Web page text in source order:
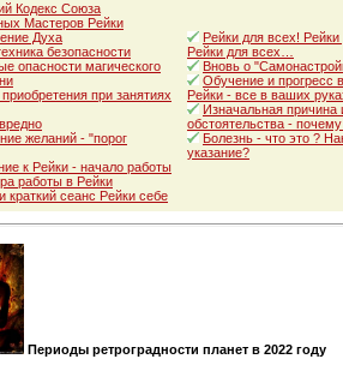
Кодекс Союза
Мастеров Рейки
Духа
безопасности
опасности магического
при занятиях
желаний - "порог
к Рейки - начало работы
работы в Рейки
краткий сеанс Рейки себе
Рейки для всех!
Рейки для всех…
Вновь о
Обучение и прогресс
Рейки - все в ваших
Изначальная
обстоятельства -
Болезнь - что это ?
указание?
Периоды ретроградности планет в 2022 году